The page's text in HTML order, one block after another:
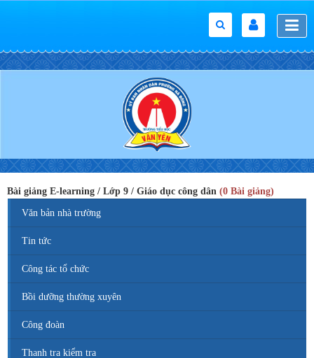
Bài giảng E-learning / Lớp 9 / Giáo dục công dân (0 Bài giảng)
Văn bản nhà trường
Tin tức
Công tác tổ chức
Bồi dưỡng thường xuyên
Công đoàn
Thanh tra kiểm tra